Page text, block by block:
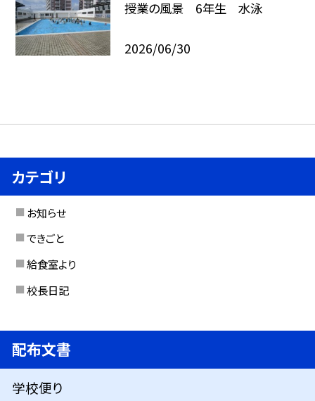
授業の風景 6年生 水泳
2026/06/30
カテゴリ
お知らせ
できごと
給食室より
校長日記
配布文書
学校便り